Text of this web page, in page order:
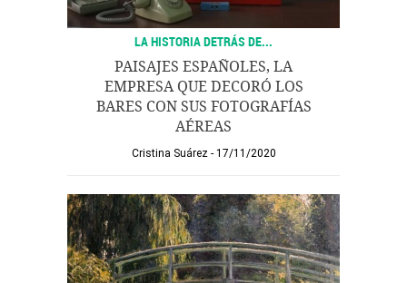
LA HISTORIA DETRÁS DE...
PAISAJES ESPAÑOLES, LA
EMPRESA QUE DECORÓ LOS
BARES CON SUS FOTOGRAFÍAS
AÉREAS
Cristina Suárez 17/11/2020